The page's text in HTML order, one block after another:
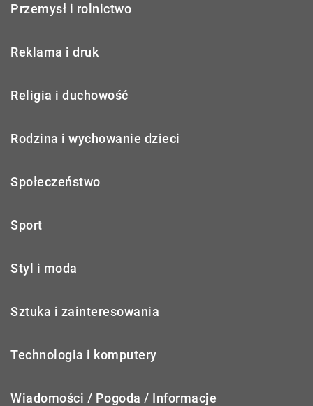
Przemysł i rolnictwo
Reklama i druk
Religia i duchowość
Rodzina i wychowanie dzieci
Społeczeństwo
Sport
Styl i moda
Sztuka i zainteresowania
Technologia i komputery
Wiadomości / Pogoda / Informacje